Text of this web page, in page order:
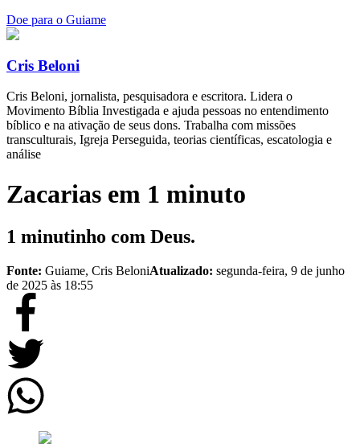
Doe para o Guiame
Cris Beloni
Cris Beloni, jornalista, pesquisadora e escritora. Lidera o
Movimento Bíblia Investigada e ajuda pessoas no entendimento
bíblico e na ativação de seus dons. Trabalha com missões
transculturais, Igreja Perseguida, teorias científicas, escatologia e
análise
Zacarias em 1 minuto
1 minutinho com Deus.
Fonte: Guiame, Cris BeloniAtualizado: segunda-feira, 9 de junho
de 2025 às 18:55